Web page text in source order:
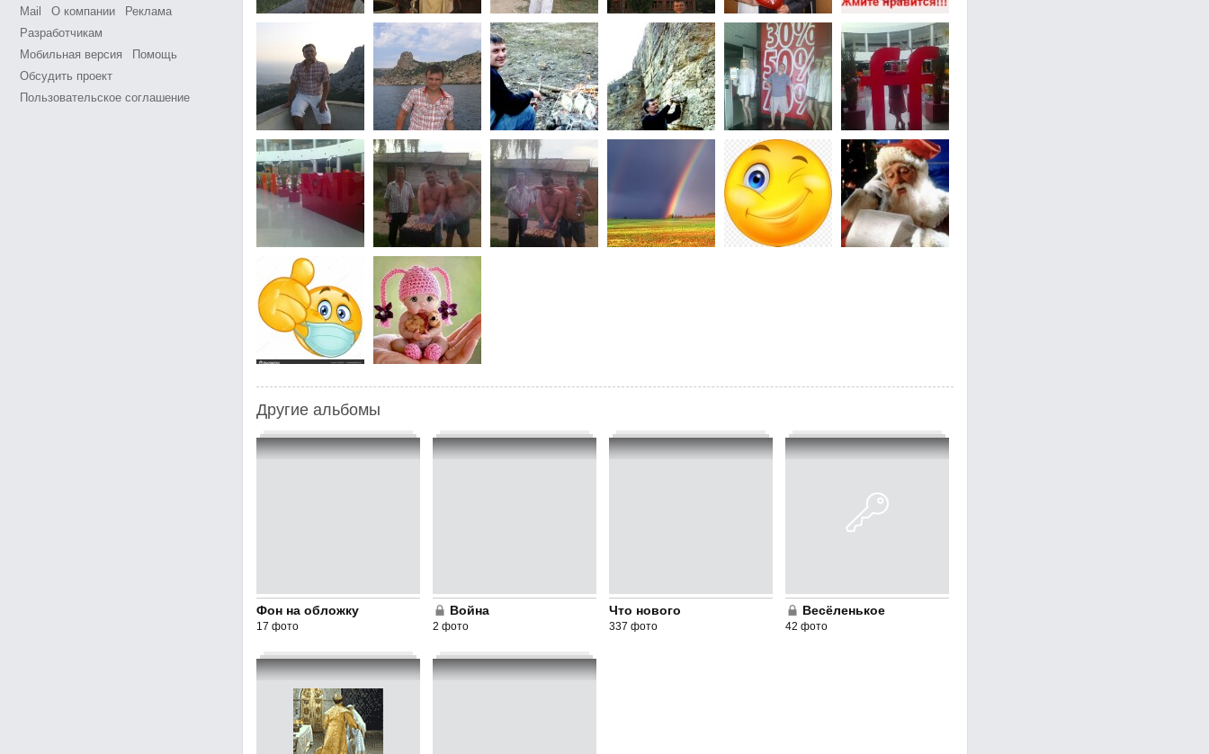
Mail О компании
Реклама
Разработчикам
Мобильная версия
Помощь
Обсудить проект
Пользовательское соглашение
Другие альбомы
Фон на обложку
17 фото
Война
2 фото
Что нового
337 фото
Весёленькое
42 фото